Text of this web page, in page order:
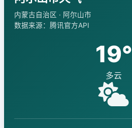
内蒙古自治区 · 阿尔山市
数据来源：腾讯官方API
19°
多云